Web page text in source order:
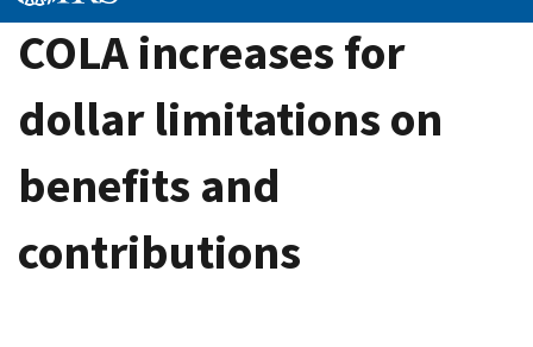
COLA increases for
dollar limitations on
benefits and
contributions